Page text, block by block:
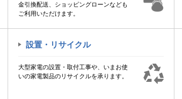
金引換配送、ショッピングローンなども
ご利用いただけます。
設置・リサイクル
大型家電の設置・取付工事や、いまお使
いの家電製品のリサイクルを承ります。